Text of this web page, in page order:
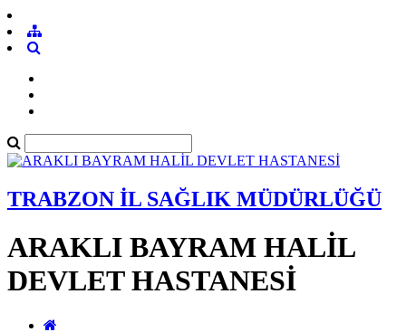
TRABZON İL SAĞLIK MÜDÜRLÜĞÜ
ARAKLI BAYRAM HALİL
DEVLET HASTANESİ